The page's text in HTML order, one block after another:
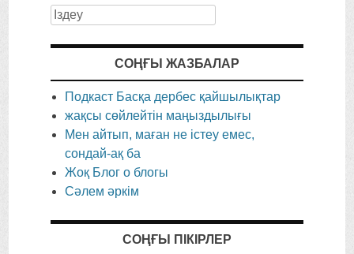
Іздеу
СОҢҒЫ ЖАЗБАЛАР
Подкаст Басқа дербес қайшылықтар
жақсы сөйлейтін маңыздылығы
Мен айтып, маған не істеу емес,
сондай-ақ ба
Жоқ Блог о блогы
Сәлем әркім
СОҢҒЫ ПІКІРЛЕР